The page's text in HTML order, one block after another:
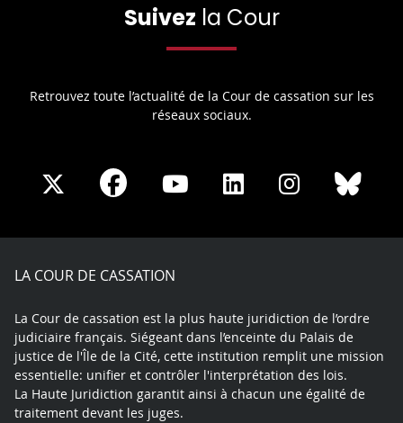
Suivez la Cour
Retrouvez toute l’actualité de la Cour de cassation sur les
réseaux sociaux.
Share
X
Share
Facebook
Share
Youtube
Share
LinkedIn
Share
Instagram
LA COUR DE CASSATION
La Cour de cassation est la plus haute juridiction de l’ordre
judiciaire français. Siégeant dans l’enceinte du Palais de
justice de l'Île de la Cité, cette institution remplit une mission
essentielle: unifier et contrôler l'interprétation des lois.
La Haute Juridiction garantit ainsi à chacun une égalité de
traitement devant les juges.